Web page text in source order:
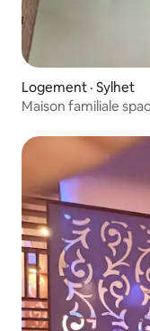
Logement · Sylhet
Maison familiale